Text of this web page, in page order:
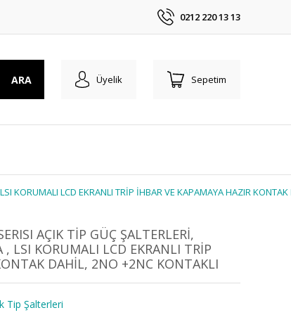
0212 220 13 13
ARA Üyelik Sepetim
KORUMALI LCD EKRANLI TRİP İHBAR VE KAPAMAYA HAZIR
AÇIK TİP GÜÇ ŞALTERLERİ,
LSI KORUMALI LCD EKRANLI TRİP
DAHİL, 2NO +2NC KONTAKLI
Tip Şalterleri